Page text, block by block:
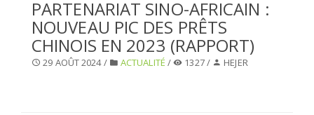
SÉLECTIONNEZ UN DOSSIER
SELECTIONNEZ UNE SECTION
PARTENARIAT SINO-AFRICAIN :
NOUVEAU PIC DES PRÊTS
CHINOIS EN 2023 (RAPPORT)
29 AOÛT 2024 / ACTUALITÉ / 1327 / HEJER